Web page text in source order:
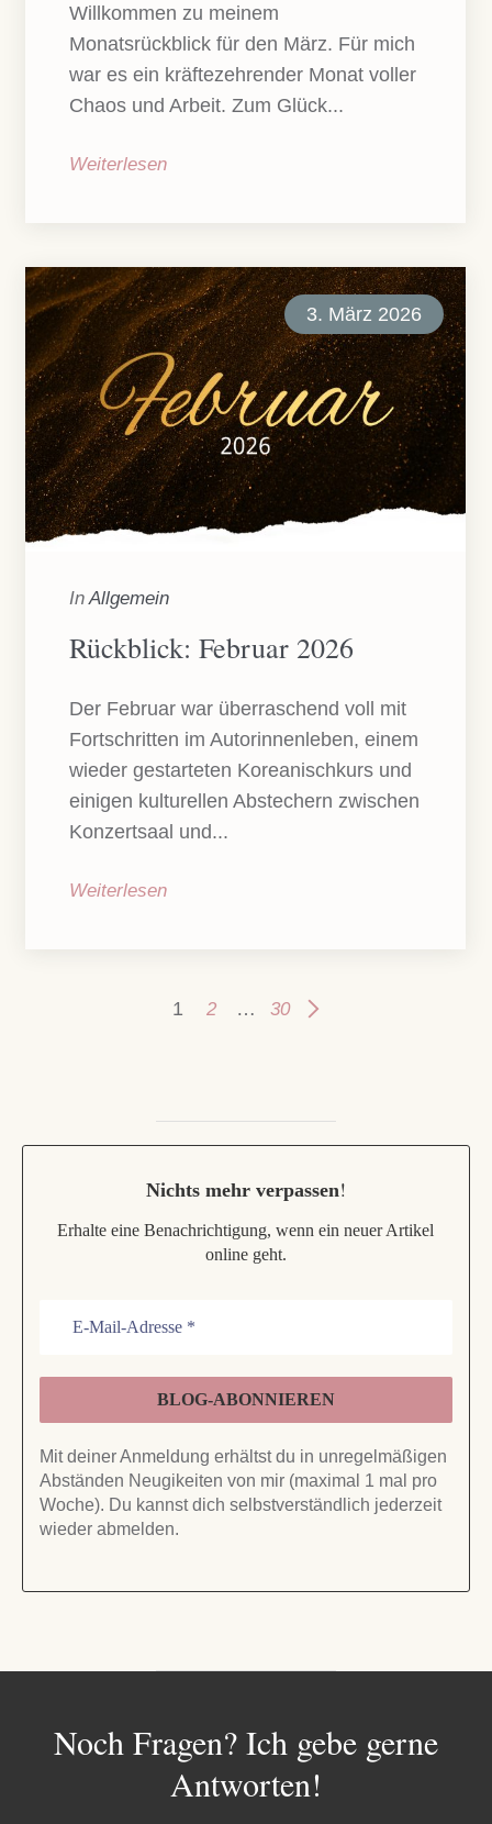
Willkommen zu meinem
Monatsrückblick für den März. Für mich
war es ein kräftezehrender Monat voller
Chaos und Arbeit. Zum Glück...
Weiterlesen
3. März 2026
In Allgemein
Rückblick: Februar 2026
Der Februar war überraschend voll mit
Fortschritten im Autorinnenleben, einem
wieder gestarteten Koreanischkurs und
einigen kulturellen Abstechern zwischen
Konzertsaal und...
Weiterlesen
1 2 … 30
Nichts mehr verpassen!
Erhalte eine Benachrichtigung, wenn ein neuer Artikel
online geht.
Mit deiner Anmeldung erhältst du in unregelmäßigen
Abständen Neugikeiten von mir (maximal 1 mal pro
Woche). Du kannst dich selbstverständlich jederzeit
wieder abmelden.
Noch Fragen? Ich gebe gerne
Antworten!